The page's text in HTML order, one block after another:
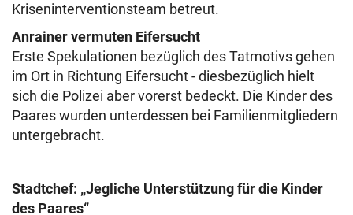
Kriseninterventionsteam betreut.
Anrainer vermuten Eifersucht
Erste Spekulationen bezüglich des Tatmotivs gehen
im Ort in Richtung Eifersucht - diesbezüglich hielt
sich die Polizei aber vorerst bedeckt. Die Kinder des
Paares wurden unterdessen bei Familienmitgliedern
untergebracht.
Stadtchef: „Jegliche Unterstützung für die Kinder
des Paares“